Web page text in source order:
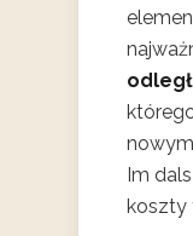
Im
koszty